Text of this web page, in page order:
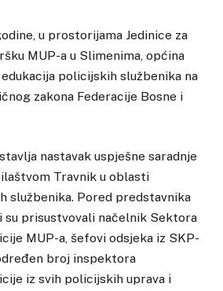
u prostorijama Jedinice za
MUP-a u Slimenima, općina
policijskih službenika na
zakona Federacije Bosne i
nastavak uspješne saradnje
Travnik u oblasti
službenika. Pored predstavnika
su prisustvovali načelnik Sektora
MUP-a, šefovi odsjeka iz SKP-
broj inspektora
iz svih policijskih uprava i